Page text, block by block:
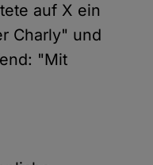
auf X ein
Charly" und
"Mit